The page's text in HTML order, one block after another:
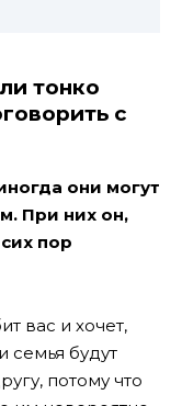
тонко
с
они могут
При них он,
пор
вас и хочет,
семья будут
потому что